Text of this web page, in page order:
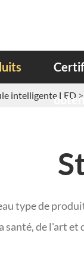
intelligente LED
type de
santé, de l'art